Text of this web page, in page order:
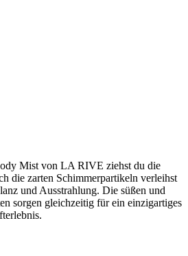
Mist von LA RIVE ziehst du die
die zarten Schimmerpartikeln verleihst
und Ausstrahlung. Die süßen und
sorgen gleichzeitig für ein einzigartiges